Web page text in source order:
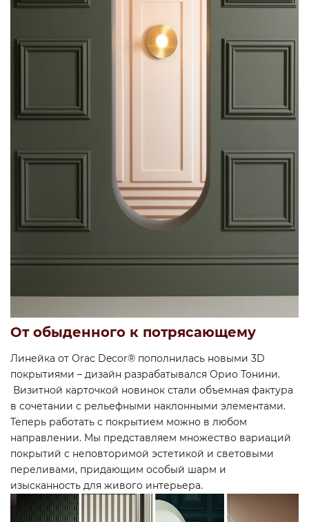
От обыденного к потрясающему
Линейка от Orac Decor® пополнилась новыми 3D
покрытиями ­– дизайн разрабатывался Орио Тонини.
Визитной карточкой новинок стали объемная фактура
в сочетании с рельефными наклонными элементами.
Теперь работать с покрытием можно в любом
направлении. Мы представляем множество вариаций
покрытий с неповторимой эстетикой и световыми
переливами, придающим особый шарм и
изысканность для живого интерьера.